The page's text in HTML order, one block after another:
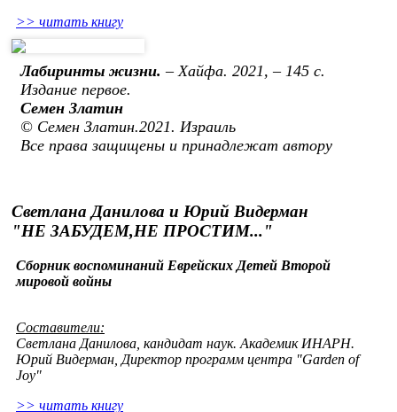
>> читать книгу
Лабиринты жизни. – Хайфа. 2021, – 145 с.
Издание первое.
Семен Златин
© Семен Златин.2021. Израиль
Все права защищены и принадлежат автору
Светлана Данилова и Юрий Видерман
"НЕ ЗАБУДЕМ,НЕ ПРОСТИМ..."
Сборник воспоминаний Еврейских Детей Второй
мировой войны
Составители:
Светлана Данилова, кандидат наук. Академик ИНАРН.
Юрий Видерман, Директор программ центра "Garden of
Joy"
>> читать книгу